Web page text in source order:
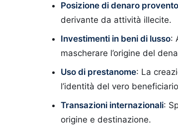
Posizione di denaro
derivante da attività illecite.
Investimenti in beni di lusso:
mascherare l’origine del
Uso di prestanome: La
l’identità del vero
Transazioni internazionali:
origine e destinazione.